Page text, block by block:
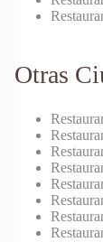
Otras